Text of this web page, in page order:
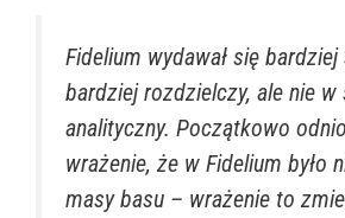
Fidelium wydawał się bardziej
bardziej rozdzielczy, ale nie w
analityczny. Początkowo
wrażenie, że w Fidelium było
masy basu – wrażenie to